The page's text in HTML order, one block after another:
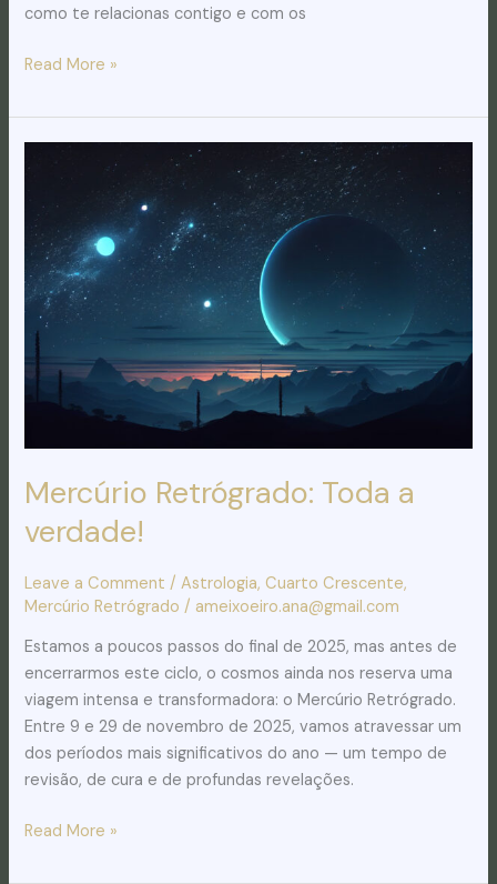
como te relacionas contigo e com os
Read More »
Mercúrio Retrógrado: Toda a
verdade!
Leave a Comment /Astrologia,Cuarto Crescente,
Mercúrio Retrógrado / ameixoeiro.ana@gmail.com
Estamos a poucos passos do final de 2025, mas antes de
encerrarmos este ciclo, o cosmos ainda nos reserva uma
viagem intensa e transformadora: o Mercúrio Retrógrado.
Entre 9 e 29 de novembro de 2025, vamos atravessar um
dos períodos mais significativos do ano — um tempo de
revisão, de cura e de profundas revelações.
Toda
verdade!
Read More »